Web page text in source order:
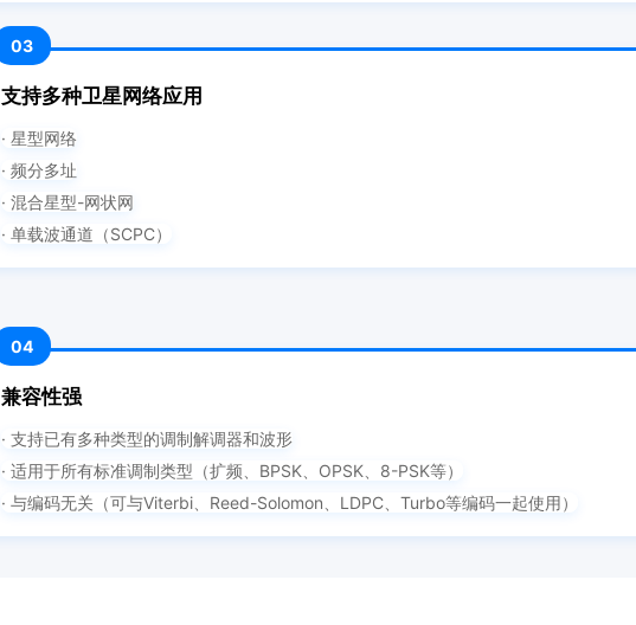
03
支持多种卫星网络应用
· 星型网络
· 频分多址
· 混合星型-网状网
· 单载波通道（SCPC）
04
兼容性强
· 支持已有多种类型的调制解调器和波形
· 适用于所有标准调制类型（扩频、BPSK、OPSK、8-PSK等）
· 与编码无关（可与Viterbi、Reed-Solomon、LDPC、Turbo等编码一起使用）